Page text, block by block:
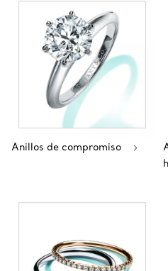
Anillos de compromiso